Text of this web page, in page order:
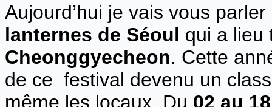
Aujourd’hui je vais vous
lanternes de Séoul qui a lieu
Cheonggyecheon. Cette
de ce festival devenu un
même les locaux. Du 02 au